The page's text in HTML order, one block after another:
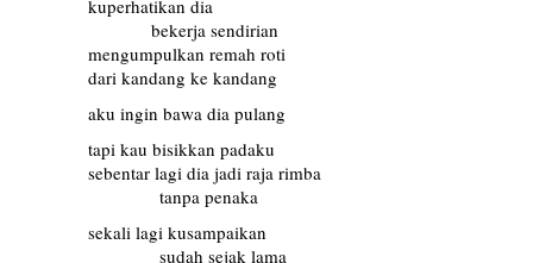
kuperhatikan dia
bekerja sendirian
mengumpulkan remah roti
dari kandang ke kandang
aku ingin bawa dia pulang
tapi kau bisikkan padaku
sebentar lagi dia jadi raja rimba
tanpa penaka
sekali lagi kusampaikan
sudah sejak lama